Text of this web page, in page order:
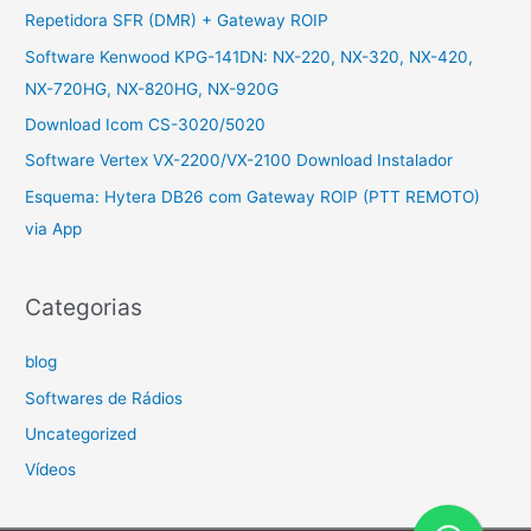
Repetidora SFR (DMR) + Gateway ROIP
Software Kenwood KPG-141DN: NX-220, NX-320, NX-420,
NX-720HG, NX-820HG, NX-920G
Download Icom CS-3020/5020
Software Vertex VX-2200/VX-2100 Download Instalador
Esquema: Hytera DB26 com Gateway ROIP (PTT REMOTO)
via App
Categorias
blog
Softwares de Rádios
Uncategorized
Vídeos